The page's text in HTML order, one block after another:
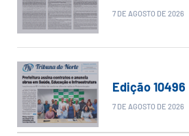
7 DE AGOSTO DE 2026
Edição 10496
7 DE AGOSTO DE 2026